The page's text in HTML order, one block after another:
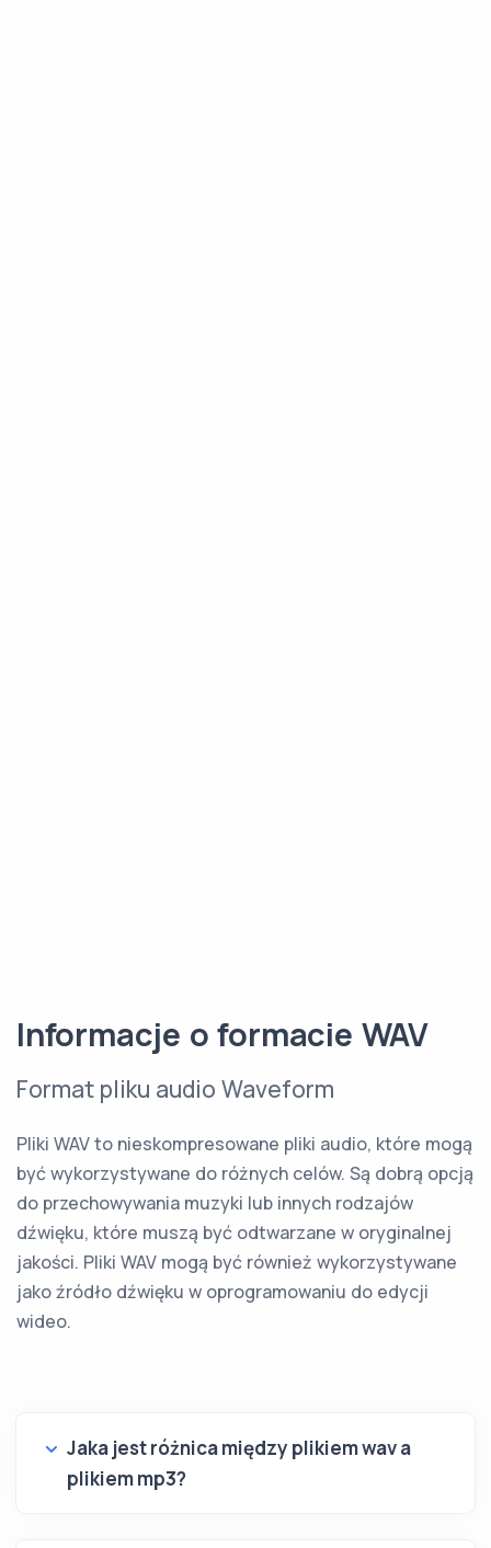
Informacje o formacie WAV
Format pliku audio Waveform
Pliki WAV to nieskompresowane pliki audio, które mogą
być wykorzystywane do różnych celów. Są dobrą opcją
do przechowywania muzyki lub innych rodzajów
dźwięku, które muszą być odtwarzane w oryginalnej
jakości. Pliki WAV mogą być również wykorzystywane
jako źródło dźwięku w oprogramowaniu do edycji
wideo.
Jaka jest różnica między plikiem wav a
plikiem mp3?